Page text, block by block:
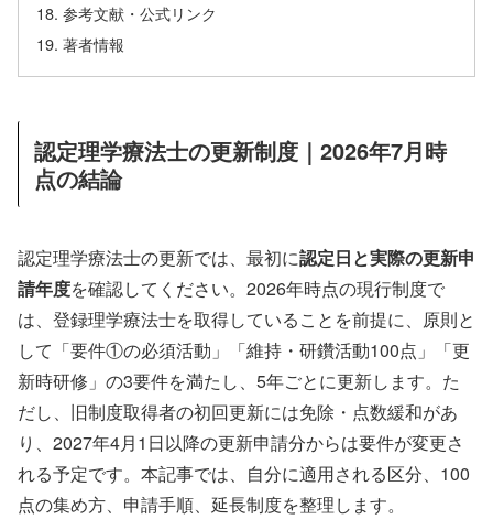
参考文献・公式リンク
著者情報
認定理学療法士の更新制度｜2026年7月時
点の結論
認定理学療法士の更新では、最初に認定日と実際の更新申
請年度を確認してください。2026年時点の現行制度で
は、登録理学療法士を取得していることを前提に、原則と
して「要件①の必須活動」「維持・研鑽活動100点」「更
新時研修」の3要件を満たし、5年ごとに更新します。た
だし、旧制度取得者の初回更新には免除・点数緩和があ
り、2027年4月1日以降の更新申請分からは要件が変更さ
れる予定です。本記事では、自分に適用される区分、100
点の集め方、申請手順、延長制度を整理します。